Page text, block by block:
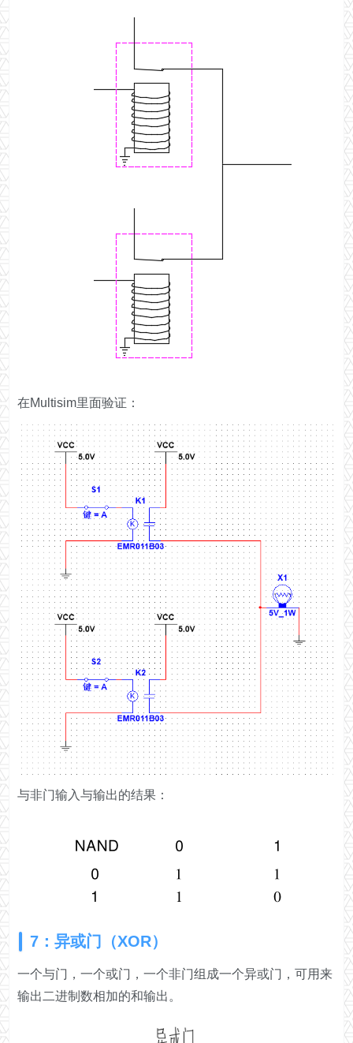
在Multisim里面验证：
与非门输入与输出的结果：
7：异或门（XOR）
一个与门，一个或门，一个非门组成一个异或门，可用来
输出二进制数相加的和输出。